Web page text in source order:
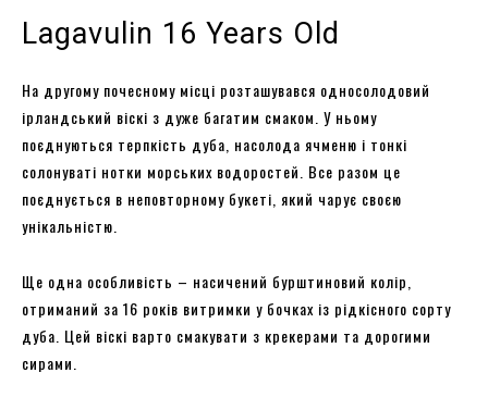
Lagavulin 16 Years Old
На другому почесному місці розташувався односолодовий
ірландський віскі з дуже багатим смаком. У ньому
поєднуються терпкість дуба, насолода ячменю і тонкі
солонуваті нотки морських водоростей. Все разом це
поєднується в неповторному букеті, який чарує своєю
унікальністю.
Ще одна особливість – насичений бурштиновий колір,
отриманий за 16 років витримки у бочках із рідкісного сорту
дуба. Цей віскі варто смакувати з крекерами та дорогими
сирами.